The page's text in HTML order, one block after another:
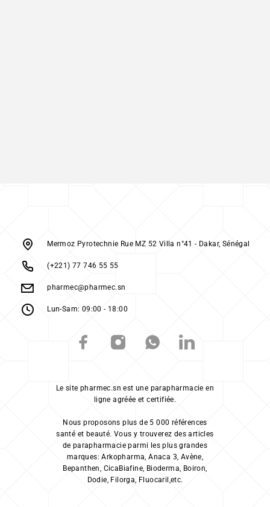
Mermoz Pyrotechnie Rue MZ 52 Villa n°41 - Dakar, Sénégal
(+221) 77 746 55 55
pharmec@pharmec.sn
Lun-Sam: 09:00 - 18:00
Le site pharmec.sn est une parapharmacie en
ligne agréée et certifiée.
Nous proposons plus de 5 000 références
santé et beauté. Vous y trouverez des articles
de parapharmacie parmi les plus grandes
marques: Arkopharma, Anaca 3, Avène,
Bepanthen, CicaBiafine, Bioderma, Boiron,
Dodie, Filorga, Fluocaril,etc.